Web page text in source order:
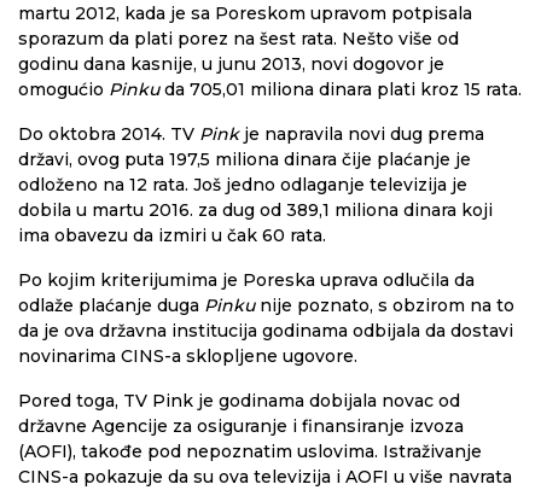
martu 2012, kada je sa Poreskom upravom potpisala
sporazum da plati porez na šest rata. Nešto više od
godinu dana kasnije, u junu 2013, novi dogovor je
omogućio Pinkuda 705,01 miliona dinara plati kroz 15 rata.
Do oktobra 2014. TV Pinkje napravila novi dug prema
državi, ovog puta 197,5 miliona dinara čije plaćanje je
odloženo na 12 rata. Još jedno odlaganje televizija je
dobila u martu 2016. za dug od 389,1 miliona dinara koji
ima obavezu da izmiri u čak 60 rata.
Po kojim kriterijumima je Poreska uprava odlučila da
odlaže plaćanje duga Pinkunije poznato, s obzirom na to
da je ova državna institucija godinama odbijala da dostavi
novinarima CINS-a sklopljene ugovore.
Pored toga, TV Pink je godinama dobijala novac od
državne Agencije za osiguranje i finansiranje izvoza
(AOFI), takođe pod nepoznatim uslovima. Istraživanje
CINS-a pokazuje da su ova televizija i AOFI u više navrata